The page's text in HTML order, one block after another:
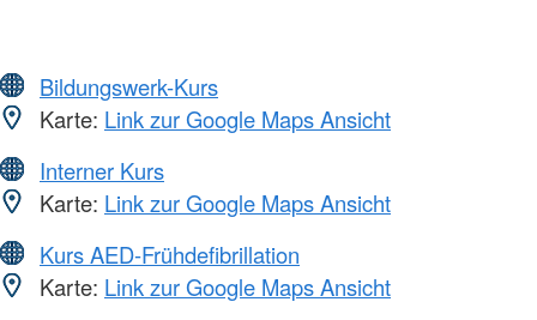
Bildungswerk-Kurs
Karte: Link zur Google Maps Ansicht
Interner Kurs
Karte: Link zur Google Maps Ansicht
Kurs AED-Frühdefibrillation
Karte: Link zur Google Maps Ansicht